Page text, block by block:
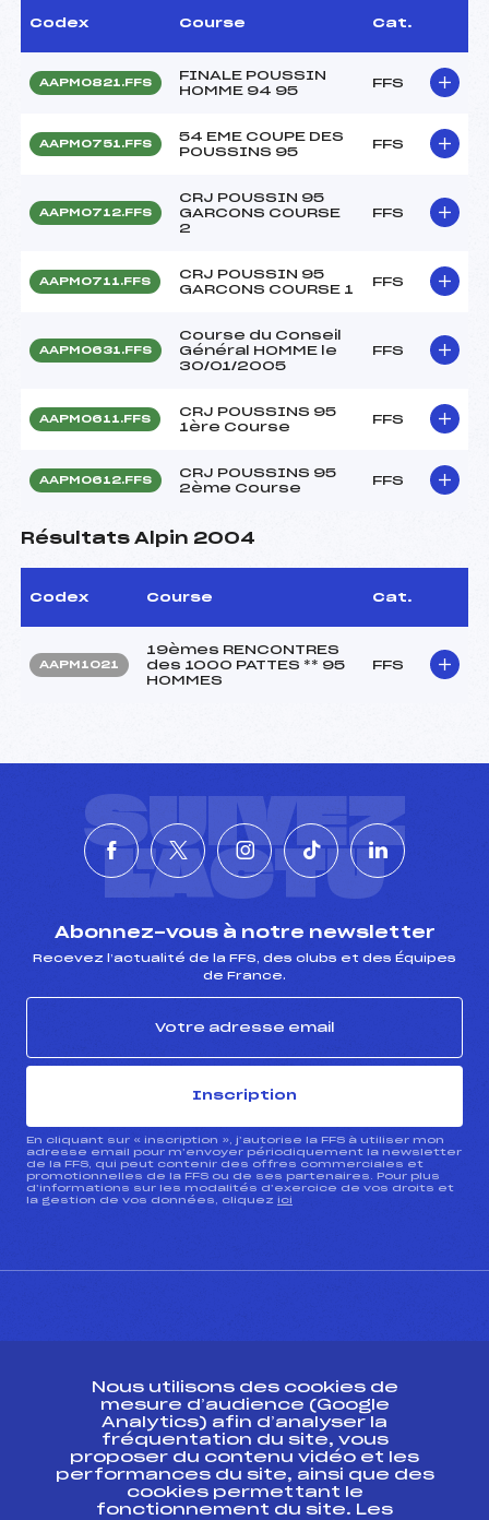
Codex Course Cat.
AAPM0821.FFS
FINALE POUSSIN
HOMME 94 95
FFS
AAPM0751.FFS
54 EME COUPE DES
POUSSINS 95
FFS
AAPM0712.FFS
CRJ POUSSIN 95
GARCONS COURSE
2
FFS
AAPM0711.FFS
CRJ POUSSIN 95
GARCONS COURSE 1
FFS
AAPM0631.FFS
Course du Conseil
Général HOMME le
30/01/2005
FFS
AAPM0611.FFS
CRJ POUSSINS 95
1ère Course
FFS
AAPM0612.FFS
CRJ POUSSINS 95
2ème Course
FFS
Résultats Alpin 2004
Codex Course Cat.
AAPM1021
19èmes RENCONTRES
des 1000 PATTES ** 95
HOMMES
FFS
SUIVEZ
L'ACTU
Abonnez-vous à notre newsletter
Recevez l’actualité de la FFS, des clubs et des Équipes
de France.
Inscription
En cliquant sur « inscription », j’autorise la FFS à utiliser mon
adresse email pour m’envoyer périodiquement la newsletter
de la FFS, qui peut contenir des offres commerciales et
promotionnelles de la FFS ou de ses partenaires. Pour plus
d’informations sur les modalités d’exercice de vos droits et
la gestion de vos données, cliquez ici
ESPACE PRESSE
Ressources
Pass’Neige
Projet sportif fédéral
Nous utilisons des cookies de
mesure d’audience (Google
Analytics) afin d’analyser la
fréquentation du site, vous
proposer du contenu vidéo et les
performances du site, ainsi que des
cookies permettant le
fonctionnement du site. Les